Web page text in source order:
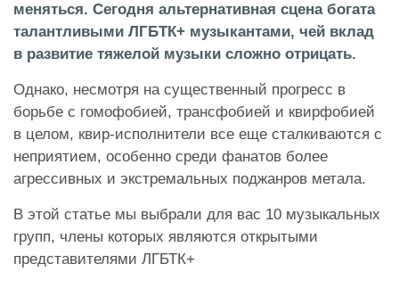
меняться. Сегодня альтернативная сцена богата
талантливыми ЛГБТК+ музыкантами, чей вклад
в развитие тяжелой музыки сложно отрицать.
Однако, несмотря на существенный прогресс в
борьбе с гомофобией, трансфобией и квирфобией
в целом, квир-исполнители все еще сталкиваются с
неприятием, особенно среди фанатов более
агрессивных и экстремальных поджанров метала.
В этой статье мы выбрали для вас 10 музыкальных
групп, члены которых являются открытыми
представителями ЛГБТК+